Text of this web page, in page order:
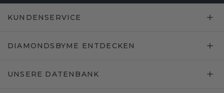
KUNDENSERVICE
DIAMONDSBYME ENTDECKEN
UNSERE DATENBANK